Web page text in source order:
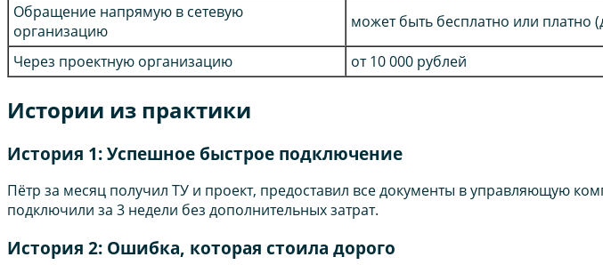
Обращение напрямую в сетевую
организацию
может быть бесплатно или платно
Через проектную организацию от 10 000 рублей
Истории из практики
История 1: Успешное быстрое подключение
Пётр за месяц получил ТУ и проект, предоставил все документы в управляющую
подключили за 3 недели без дополнительных затрат.
История 2: Ошибка, которая стоила дорого